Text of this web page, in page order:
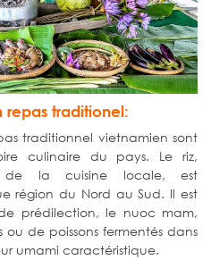
repas traditionel:
traditionnel vietnamien sont
culinaire du pays. Le riz,
de la cuisine locale, est
région du Nord au Sud. Il est
prédilection, le nuoc mam,
de poissons fermentés dans
umami caractéristique.